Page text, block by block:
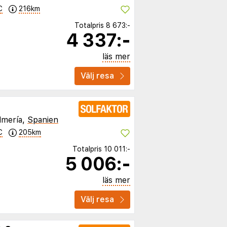
216km
Totalpris 8 673:-
4 337:-
läs mer
Välj resa
Spanien
205km
Totalpris 10 011:-
5 006:-
läs mer
Välj resa